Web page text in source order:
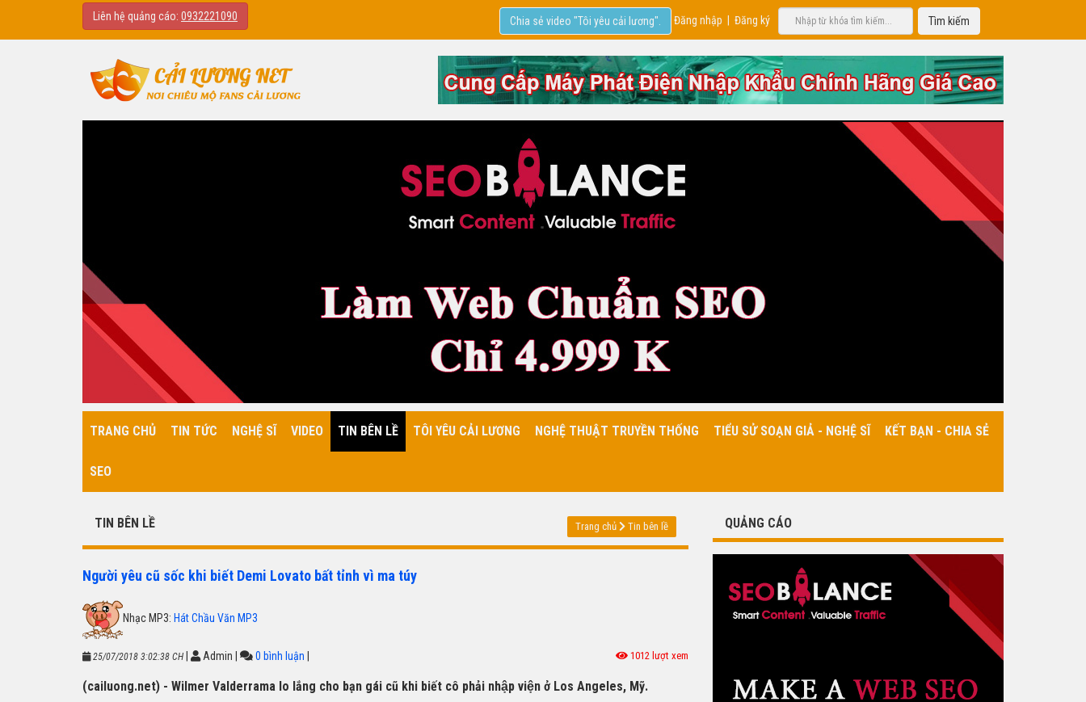
Liên hệ quảng cáo: 0932221090 Đăng nhập Đăng ký
Chia sẻ video "Tôi yêu cải lương".
TRANG CHỦ TIN TỨC NGHỆ SĨ VIDEO TIN BÊN LỀ TÔI YÊU CẢI LƯƠNG NGHỆ THUẬT TRUYỀN THỐNG TIỂU SỬ SOẠN GIẢ - NGHỆ SĨ KẾT BẠN - CHIA SẺ
SEO
TIN BÊN LỀ Trang chủ Tin bên lề
Người yêu cũ sốc khi biết Demi Lovato bất tỉnh vì ma túy
Nhạc MP3: Hát Chầu Văn MP3
25/07/2018 3:02:38 CH Admin 0 bình luận 1012 lượt xem
(cailuong.net) - Wilmer Valderrama lo lắng cho bạn gái cũ khi biết cô phải nhập viện ở Los Angeles, Mỹ.
QUẢNG CÁO